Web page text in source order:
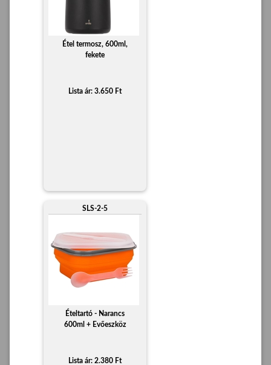
Étel termosz, 600ml,
fekete
Lista ár: 3.650 Ft
SLS-2-5
Ételtartó - Narancs
600ml + Evőeszköz
Lista ár: 2.380 Ft